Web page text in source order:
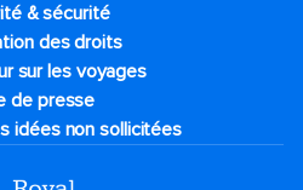
& sécurité
des droits
sur les voyages
de presse
idées non sollicitées